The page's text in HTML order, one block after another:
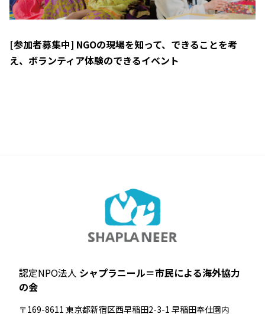
[参加者募集中] NGOの現場を知って、できることを考
え、ボランティア体験のできるイベント
認定NPO法人 シャプラニール＝市民による海外協力
の会
〒169-8611 東京都新宿区西早稲田2-3-1 早稲田奉仕園内